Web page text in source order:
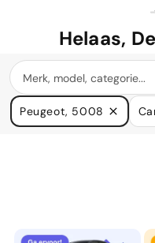
Helaas, De
waar u naar
We hebben veel auto's
Peugeot, 5008